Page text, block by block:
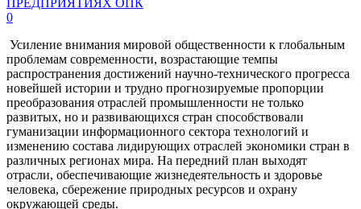
0
Усиление внимания мировой общественности к глобальным
проблемам современности, возрастающие темпы
распространения достижений научно-технического прогресса
новейшей истории и трудно прогнозируемые пропорции
преобразования отраслей промышленности не только
развитых, но и развивающихся стран способствовали
гуманизации информационного сектора технологий и
изменению состава лидирующих отраслей экономики стран в
различных регионах мира. На передний план выходят
отрасли, обеспечивающие жизнедеятельность и здоровье
человека, сбережение природных ресурсов и охрану
окружающей среды.